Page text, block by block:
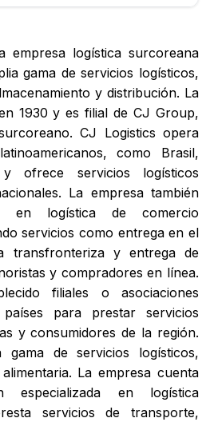
empresa logística surcoreana
gama de servicios logísticos,
y distribución. La
1930 y es filial de CJ Group,
CJ Logistics opera
como Brasil,
ofrece servicios logísticos
La empresa también
en logística de comercio
servicios como entrega en el
transfronteriza y entrega de
y compradores en línea.
filiales o asociaciones
para prestar servicios
y consumidores de la región.
gama de servicios logísticos,
La empresa cuenta
especializada en logística
servicios de transporte,